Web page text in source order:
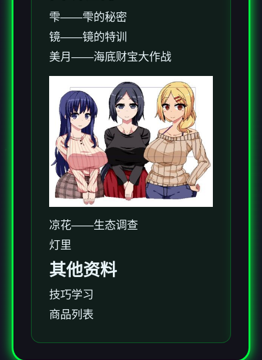
雫——雫的秘密
镜——镜的特训
美月——海底财宝大作战
凉花——生态调查
灯里
其他资料
技巧学习
商品列表